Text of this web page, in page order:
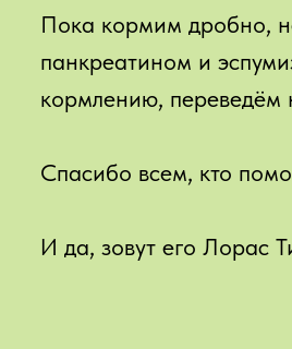
Пока кормим дробно,
панкреатином и
кормлению, переведём
Спасибо всем, кто
И да, зовут его Лорас